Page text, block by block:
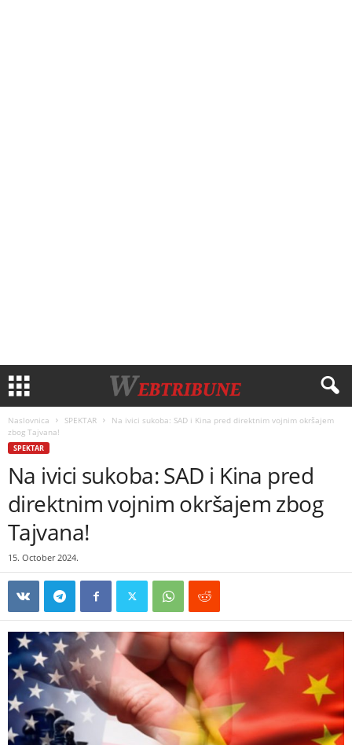
Naslovnica SPEKTAR
Na ivici sukoba: SAD i Kina pred direktnim vojnim okršajem
zbog Taјvana!
SPEKTAR
Na ivici sukoba: SAD i Kina pred
direktnim vojnim okršajem zbog
Taјvana!
15. October 2024.